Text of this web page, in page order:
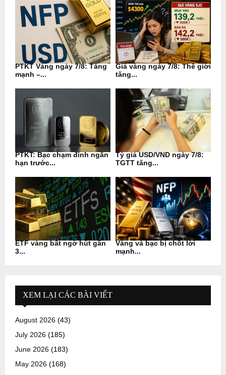
PTKT Vàng ngày 7/8: Tăng
mạnh –...
Giá vàng ngày 7/8: Thế giới
tăng...
PTKT: Bạc chạm đỉnh ngắn
hạn trước...
Tỷ giá USD/VND ngày 7/8:
TGTT tăng...
ETF vàng bất ngờ hút gần
3...
Vàng và bạc bị chốt lời
mạnh...
XEM LẠI CÁC BÀI VIẾT
August 2026 (43)
July 2026 (185)
June 2026 (183)
May 2026 (168)